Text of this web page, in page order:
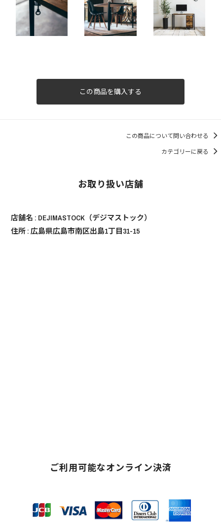
この商品を購入する
この商品について問い合わせる
カテゴリーに戻る
お取り扱い店舗
店舗名 : DEJIMASTOCK（デジマストック）
住所 : 広島県広島市南区出島1丁目31-15
ご利用可能なオンライン決済